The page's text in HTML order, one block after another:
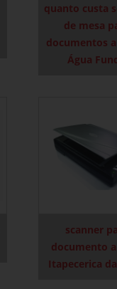
quanto custa
de mesa
documentos
Água
scanner
documento
Itapecerica